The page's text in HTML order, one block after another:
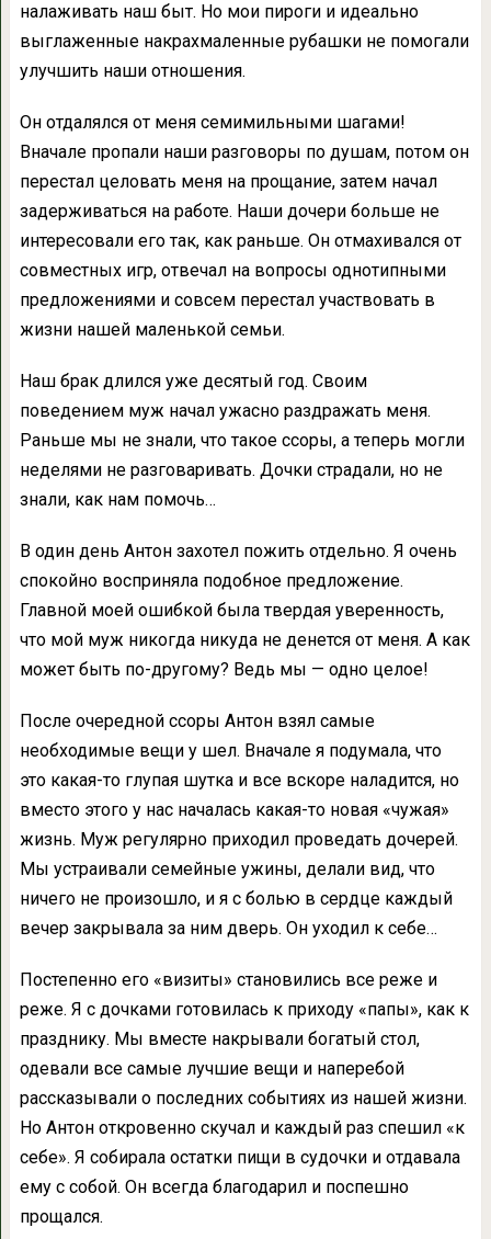
налаживать наш быт. Но мои пироги и идеально
выглаженные накрахмаленные рубашки не помогали
улучшить наши отношения.
Он отдалялся от меня семимильными шагами!
Вначале пропали наши разговоры по душам, потом он
перестал целовать меня на прощание, затем начал
задерживаться на работе. Наши дочери больше не
интересовали его так, как раньше. Он отмахивался от
совместных игр, отвечал на вопросы однотипными
предложениями и совсем перестал участвовать в
жизни нашей маленькой семьи.
Наш брак длился уже десятый год. Своим
поведением муж начал ужасно раздражать меня.
Раньше мы не знали, что такое ссоры, а теперь могли
неделями не разговаривать. Дочки страдали, но не
знали, как нам помочь…
В один день Антон захотел пожить отдельно. Я очень
спокойно восприняла подобное предложение.
Главной моей ошибкой была твердая уверенность,
что мой муж никогда никуда не денется от меня. А как
может быть по-другому? Ведь мы — одно целое!
После очередной ссоры Антон взял самые
необходимые вещи у шел. Вначале я подумала, что
это какая-то глупая шутка и все вскоре наладится, но
вместо этого у нас началась какая-то новая «чужая»
жизнь. Муж регулярно приходил проведать дочерей.
Мы устраивали семейные ужины, делали вид, что
ничего не произошло, и я с болью в сердце каждый
вечер закрывала за ним дверь. Он уходил к себе…
Постепенно его «визиты» становились все реже и
реже. Я с дочками готовилась к приходу «папы», как к
празднику. Мы вместе накрывали богатый стол,
одевали все самые лучшие вещи и наперебой
рассказывали о последних событиях из нашей жизни.
Но Антон откровенно скучал и каждый раз спешил «к
себе». Я собирала остатки пищи в судочки и отдавала
ему с собой. Он всегда благодарил и поспешно
прощался.